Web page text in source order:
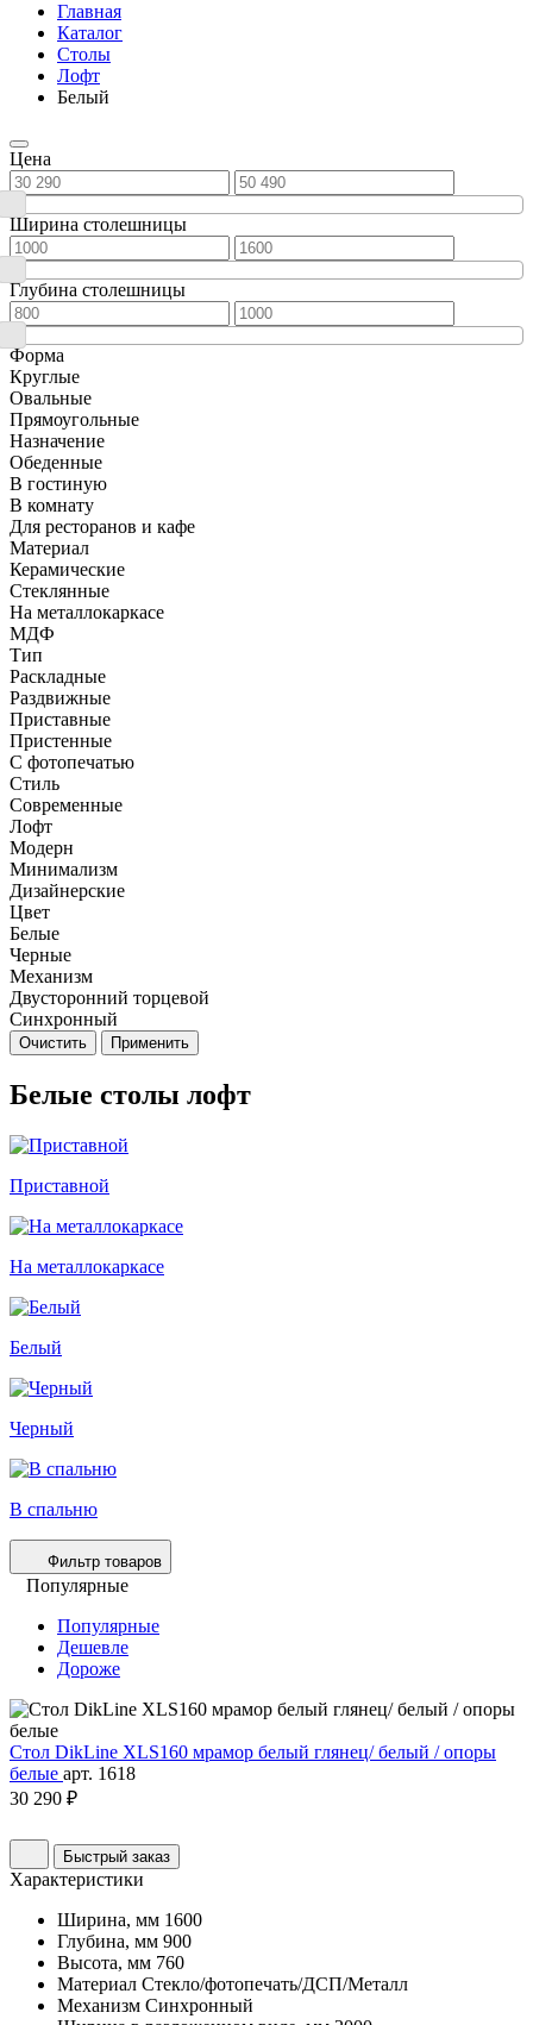
Главная
Каталог
Столы
Лофт
Белый
Цена
Ширина столешницы
Глубина столешницы
Форма
Круглые
Овальные
Прямоугольные
Назначение
Обеденные
В гостиную
В комнату
Для ресторанов и кафе
Материал
Керамические
Стеклянные
На металлокаркасе
МДФ
Тип
Раскладные
Раздвижные
Приставные
Пристенные
С фотопечатью
Стиль
Современные
Лофт
Модерн
Минимализм
Дизайнерские
Цвет
Белые
Черные
Механизм
Двусторонний торцевой
Синхронный
Очистить Применить
Белые столы лофт
Приставной
На металлокаркасе
Белый
Черный
В спальню
Фильтр товаров
Популярные
Популярные
Дешевле
Дороже
Стол DikLine XLS160 мрамор белый глянец/ белый / опоры
белые арт. 1618
30 290 ₽
Быстрый заказ
Характеристики
Ширина, мм 1600
Глубина, мм 900
Высота, мм 760
Материал Стекло/фотопечать/ДСП/Металл
Механизм Синхронный